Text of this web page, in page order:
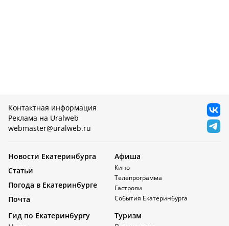
Контактная информация
Реклама на Uralweb
webmaster@uralweb.ru
Новости Екатеринбурга
Статьи
Погода в Екатеринбурге
Почта
Афиша
Кино
Телепрограмма
Гастроли
События Екатеринбурга
Гид по Екатеринбургу Туризм